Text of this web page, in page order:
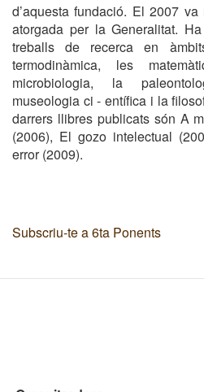
d’aquesta fundació. El 2007
atorgada per la Generalitat.
treballs de recerca en
termodinàmica, les
microbiologia, la
museologia ci - entífica i la
darrers llibres publicats són A
(2006), El gozo intelectual
error (2009).
Subscriu-te a 6ta Ponents